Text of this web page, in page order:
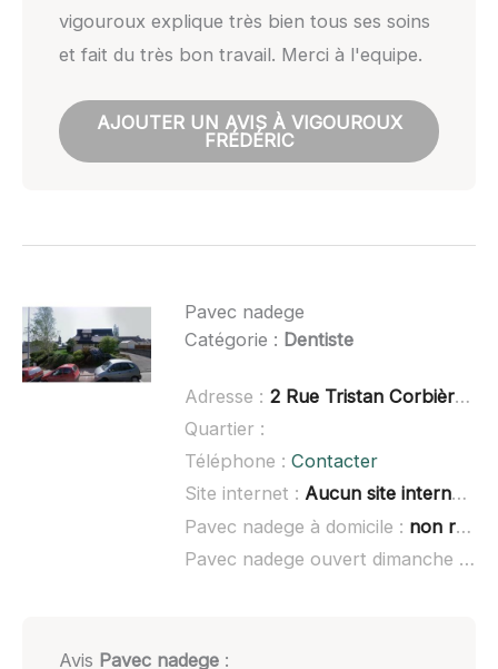
vigouroux explique très bien tous ses soins
et fait du très bon travail. Merci à l'equipe.
AJOUTER UN AVIS À VIGOUROUX
FRÉDÉRIC
Pavec nadege
Catégorie : Dentiste
Adresse : 2 Rue Tristan Corbière, 29520 Châteauneuf-du-Faou
Quartier :
Téléphone : Contacter
Site internet : Aucun site internet connu
Pavec nadege à domicile : non renseigné
Pavec nadege ouvert dimanche :
Avis Pavec nadege: